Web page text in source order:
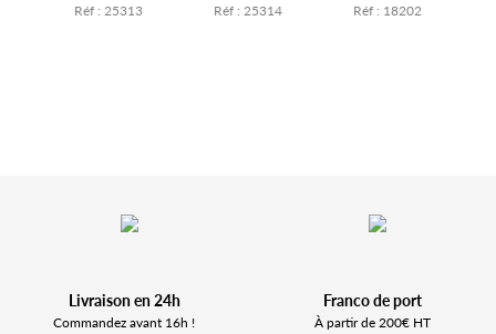
Réf : 25313 Réf : 25314 Réf : 18202
Livraison en 24h
Commandez avant 16h !
Franco de port
À partir de 200€ HT